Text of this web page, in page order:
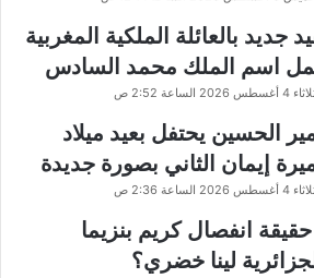
جديد بالعائلة الملكية المغربية
اسم الملك محمد السادس
2026 الساعة 2:52 ص
الحسين يحتفل بعيد ميلاد
إيمان الثاني بصورة جديدة
2026 الساعة 2:36 ص
انفصال كريم بنزيما
لينا خضري؟